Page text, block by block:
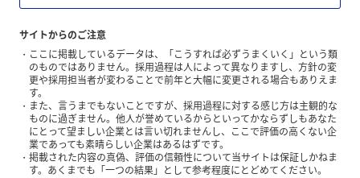
サイトからのご注意
ここに掲載しているデータは、「こうすれば必ずうまくいく」という類
のものではありません。採用過程は人によって異なりますし、方針の変
更や採用担当者が変わることで前年と大幅に変更される場合もありえま
す。
また、言うまでもないことですが、採用過程に対する感じ方は主観的な
ものに過ぎません。他人が誉めているからといってかならずしもあなた
にとって望ましい企業とは言い切れませんし、ここで評価の高くない企
業であっても素晴らしい企業はあるはずです。
掲載された内容の真偽、評価の信頼性について当サイトは保証しかねま
す。あくまでも「一つの結果」として参考程度にとどめてください。